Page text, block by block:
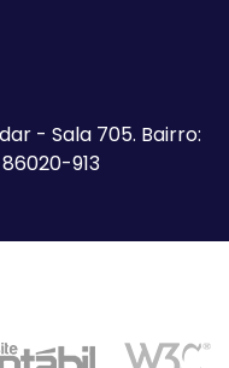
- Sala 705. Bairro:
913